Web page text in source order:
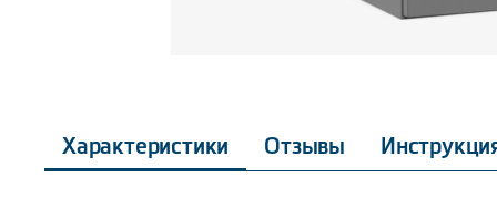
Характеристики Отзывы